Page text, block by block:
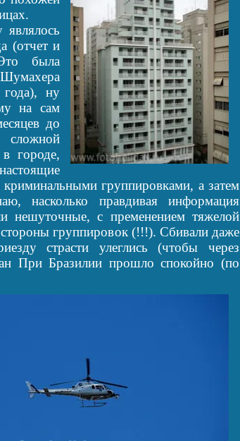
(отчет и
была
Шумахера
ну
на сам
до
городе,
группировками, а затем
насколько правдивая информация
с пременением тяжелой
группировок (!!!). Сбивали даже
страсти улеглись (чтобы через
При Бразилии прошло спокойно (по